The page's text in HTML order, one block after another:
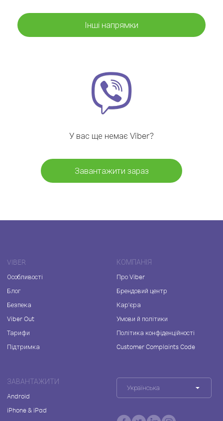
Інші напрямки
У вас ще немає Viber?
Завантажити зараз
VIBER
Особливості
Блог
Безпека
Viber Out
Тарифи
Підтримка
КОМПАНІЯ
Про Viber
Брендовий центр
Кар'єра
Умови й політики
Політика конфіденційності
Customer Complaints Code
ЗАВАНТАЖИТИ
Android
iPhone & iPad
Українська